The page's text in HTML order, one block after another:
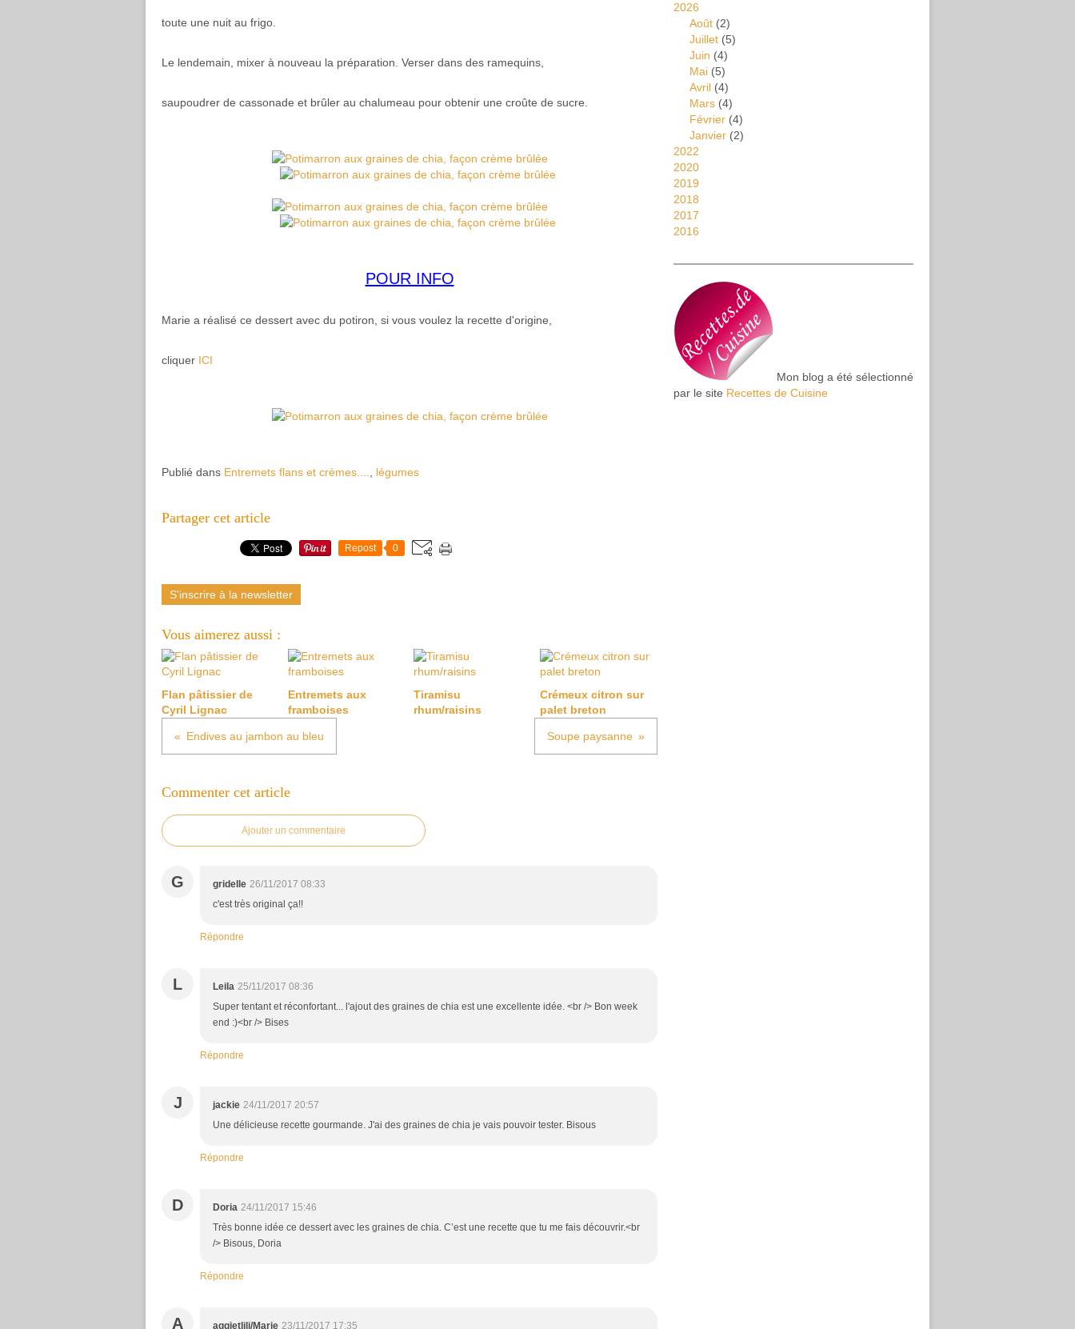
toute une nuit au frigo.
Le lendemain, mixer à nouveau la préparation. Verser dans des ramequins,
saupoudrer de cassonade et brûler au chalumeau pour obtenir une croûte de sucre.
POUR INFO
Marie a réalisé ce dessert avec du potiron, si vous voulez la recette d'origine,
cliquer ICI
Publié dans Entremets flans et crèmes.... légumes
Partager cet article
Repost 0
S'inscrire à la newsletter
Vous aimerez aussi :
Flan pâtissier de
Cyril Lignac
Entremets aux
framboises
Tiramisu
rhum/raisins
Crémeux citron sur
palet breton
Endives au jambon au bleu Soupe paysanne
Commenter cet article
Ajouter un commentaire
G gridelle 26/11/2017 08:33
c'est très original ça!!
Répondre
L Leila 25/11/2017 08:36
Super tentant et réconfortant... l'ajout des graines de chia est une excellente idée. <br /> Bon week
end :)<br /> Bises
Répondre
J jackie 24/11/2017 20:57
Une délicieuse recette gourmande. J'ai des graines de chia je vais pouvoir tester. Bisous
Répondre
D Doria 24/11/2017 15:46
Très bonne idée ce dessert avec les graines de chia. C’est une recette que tu me fais découvrir.<br
/> Bisous, Doria
Répondre
A aggietlili/Marie 23/11/2017 17:35
2026
Août (2)
Juillet (5)
Juin (4)
Mai (5)
Avril (4)
Mars (4)
Février (4)
Janvier (2)
2022
2020
2019
2018
2017
2016
Mon blog a été sélectionné
par le site Recettes de Cuisine